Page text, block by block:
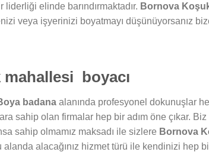
elinde barındırmaktadır. Bornova
veya işyerinizi boyatmayı düşünüyorsanız
boyacı
badana alanında profesyonel dokunuşlar
sahip olan firmalar hep bir adım öne çıkar.
sahip olmamız maksadı ile sizlere Bornova
alacağınız hizmet türü ile kendinizi hep